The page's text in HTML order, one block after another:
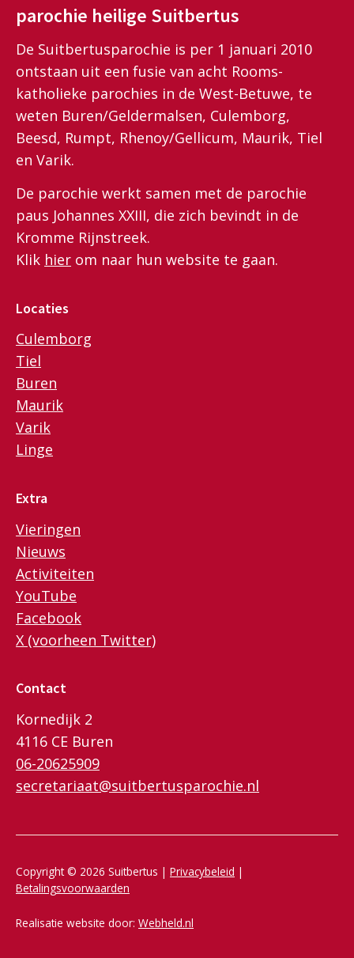
parochie heilige Suitbertus
De Suitbertusparochie is per 1 januari 2010
ontstaan uit een fusie van acht Rooms-
katholieke parochies in de West-Betuwe, te
weten Buren/Geldermalsen, Culemborg,
Beesd, Rumpt, Rhenoy/Gellicum, Maurik, Tiel
en Varik.
De parochie werkt samen met de parochie
paus Johannes XXIII, die zich bevindt in de
Kromme Rijnstreek.
Klik hier om naar hun website te gaan.
Locaties
Culemborg
Tiel
Buren
Maurik
Varik
Linge
Extra
Vieringen
Nieuws
Activiteiten
YouTube
Facebook
X (voorheen Twitter)
Contact
Kornedijk 2
4116 CE Buren
06-20625909
secretariaat@suitbertusparochie.nl
Copyright © 2026 Suitbertus | Privacybeleid |
Betalingsvoorwaarden
Realisatie website door: Webheld.nl